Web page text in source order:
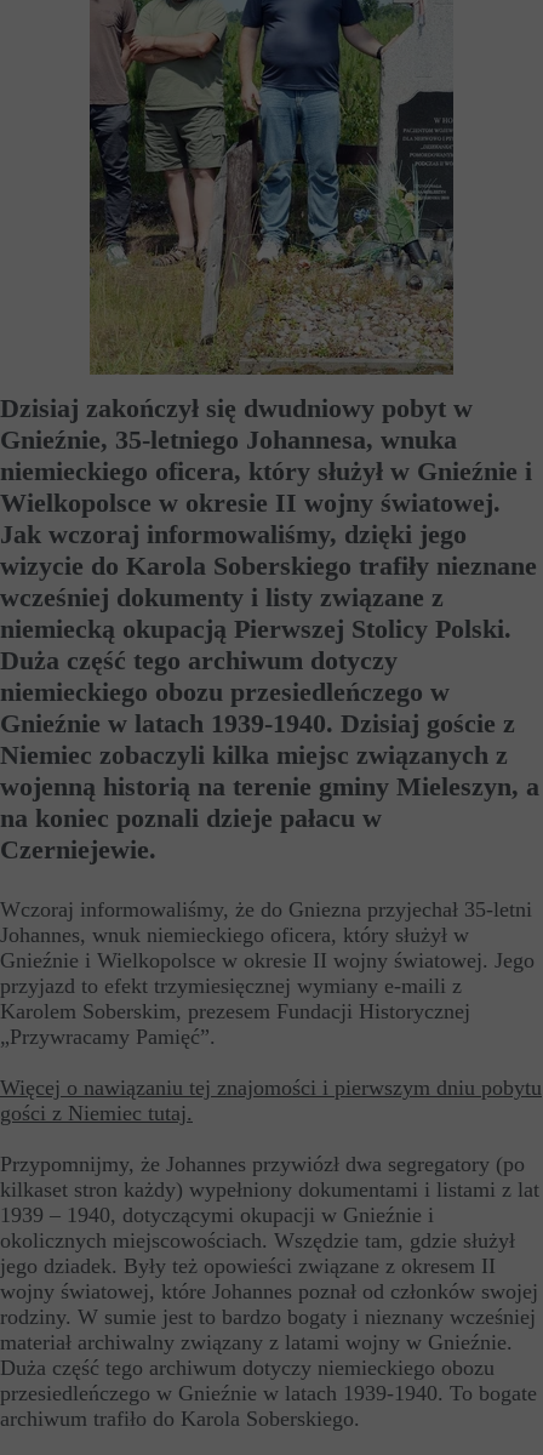
Dzisiaj zakończył się dwudniowy pobyt w
Gnieźnie, 35-letniego Johannesa, wnuka
niemieckiego oficera, który służył w Gnieźnie i
Wielkopolsce w okresie II wojny światowej.
Jak wczoraj informowaliśmy, dzięki jego
wizycie do Karola Soberskiego trafiły nieznane
wcześniej dokumenty i listy związane z
niemiecką okupacją Pierwszej Stolicy Polski.
Duża część tego archiwum dotyczy
niemieckiego obozu przesiedleńczego w
Gnieźnie w latach 1939-1940. Dzisiaj goście z
Niemiec zobaczyli kilka miejsc związanych z
wojenną historią na terenie gminy Mieleszyn, a
na koniec poznali dzieje pałacu w
Czerniejewie.
Wczoraj informowaliśmy, że do Gniezna przyjechał 35-letni
Johannes, wnuk niemieckiego oficera, który służył w
Gnieźnie i Wielkopolsce w okresie II wojny światowej. Jego
przyjazd to efekt trzymiesięcznej wymiany e-maili z
Karolem Soberskim, prezesem Fundacji Historycznej
„Przywracamy Pamięć”.
Więcej o nawiązaniu tej znajomości i pierwszym dniu pobytu
gości z Niemiec tutaj.
Przypomnijmy, że Johannes przywiózł dwa segregatory (po
kilkaset stron każdy) wypełniony dokumentami i listami z lat
1939 – 1940, dotyczącymi okupacji w Gnieźnie i
okolicznych miejscowościach. Wszędzie tam, gdzie służył
jego dziadek. Były też opowieści związane z okresem II
wojny światowej, które Johannes poznał od członków swojej
rodziny. W sumie jest to bardzo bogaty i nieznany wcześniej
materiał archiwalny związany z latami wojny w Gnieźnie.
Duża część tego archiwum dotyczy niemieckiego obozu
przesiedleńczego w Gnieźnie w latach 1939-1940. To bogate
archiwum trafiło do Karola Soberskiego.